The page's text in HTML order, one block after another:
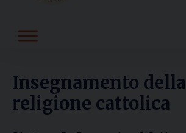
Insegnamento della
religione cattolica